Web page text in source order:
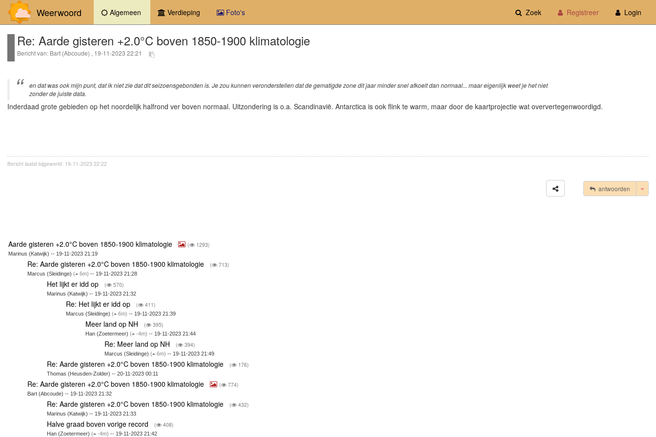
Weerwoord Algemeen (current)Verdieping Foto's Zoek Registreer Login
Re: Aarde gisteren +2.0°C boven 1850-1900 klimatologie
Bericht van: Bart (Abcoude) , 19-11-2023 22:21
en dat was ook mijn punt, dat ik niet zie dat dit seizoensgebonden is. Je zou kunnen veronderstellen dat de gematigde zone dit jaar minder snel afkoelt dan normaal... maar eigenlijk weet je het niet
zonder de juiste data.
Inderdaad grote gebieden op het noordelijk halfrond ver boven normaal. Uitzondering is o.a. Scandinavië. Antarctica is ook flink te warm, maar door de kaartprojectie wat oververtegenwoordigd.
Bericht laatst bijgewerkt: 19-11-2023 22:22
antwoorden
Aarde gisteren +2.0°C boven 1850-1900 klimatologie ( 1293)
Marinus (Katwijk) -- 19-11-2023 21:19
Re: Aarde gisteren +2.0°C boven 1850-1900 klimatologie ( 713)
Marcus (Sleidinge)( 6m) -- 19-11-2023 21:28
Het lijkt er idd op ( 570)
Marinus (Katwijk) -- 19-11-2023 21:32
Re: Het lijkt er idd op ( 411)
Marcus (Sleidinge)( 6m) -- 19-11-2023 21:39
Meer land op NH ( 395)
Han (Zoetermeer) ( -4m) -- 19-11-2023 21:44
Re: Meer land op NH ( 394)
Marcus (Sleidinge)( 6m) -- 19-11-2023 21:49
Re: Aarde gisteren +2.0°C boven 1850-1900 klimatologie ( 176)
Thomas (Heusden-Zolder) -- 20-11-2023 00:11
Re: Aarde gisteren +2.0°C boven 1850-1900 klimatologie ( 774)
Bart (Abcoude) -- 19-11-2023 21:32
Re: Aarde gisteren +2.0°C boven 1850-1900 klimatologie ( 432)
Marinus (Katwijk) -- 19-11-2023 21:33
Halve graad boven vorige record ( 408)
Han (Zoetermeer) ( -4m) -- 19-11-2023 21:42